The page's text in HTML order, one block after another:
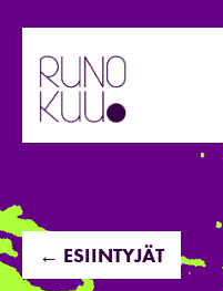
sisältöön
← ESIINTYJÄT